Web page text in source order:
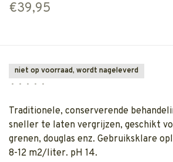
€39,95
niet op voorraad, wordt nageleverd
•
• • • •
Traditionele, conserverende
sneller te laten vergrijzen, geschikt
grenen, douglas enz. Gebruiksklare
8-12 m2/liter. pH 14.